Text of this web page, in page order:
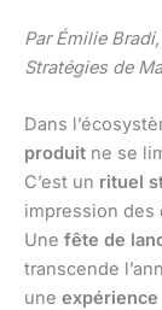
Par Émilie
Stratégies de
Dans
produit ne se
C’est un rituel
impression des
Une fête de
transcende
une